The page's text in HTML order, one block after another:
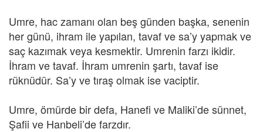
Umre, hac zamanı olan beş günden başka, senenin
her günü, ihram ile yapılan, tavaf ve sa’y yapmak ve
saç kazımak veya kesmektir. Umrenin farzı ikidir.
İhram ve tavaf. İhram umrenin şartı, tavaf ise
rüknüdür. Sa’y ve tıraş olmak ise vaciptir.
Umre, ömürde bir defa, Hanefi ve Maliki’de sünnet,
Şafii ve Hanbeli’de farzdır.